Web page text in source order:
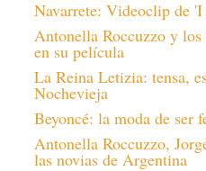
Navarrete: Videoclip de
Antonella Roccuzzo y
en su película
La Reina Letizia: tensa,
Nochevieja
Beyoncé: la moda de ser
Antonella Roccuzzo,
las novias de Argentina